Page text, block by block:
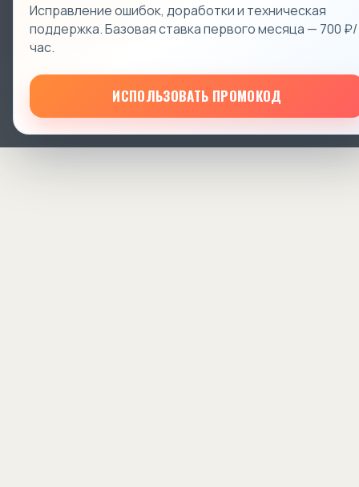
Исправление ошибок, доработки и техническая
поддержка. Базовая ставка первого месяца — 700 ₽/
час.
ИСПОЛЬЗОВАТЬ ПРОМОКОД